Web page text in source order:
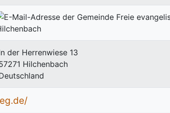
der Herrenwiese 13
Hilchenbach